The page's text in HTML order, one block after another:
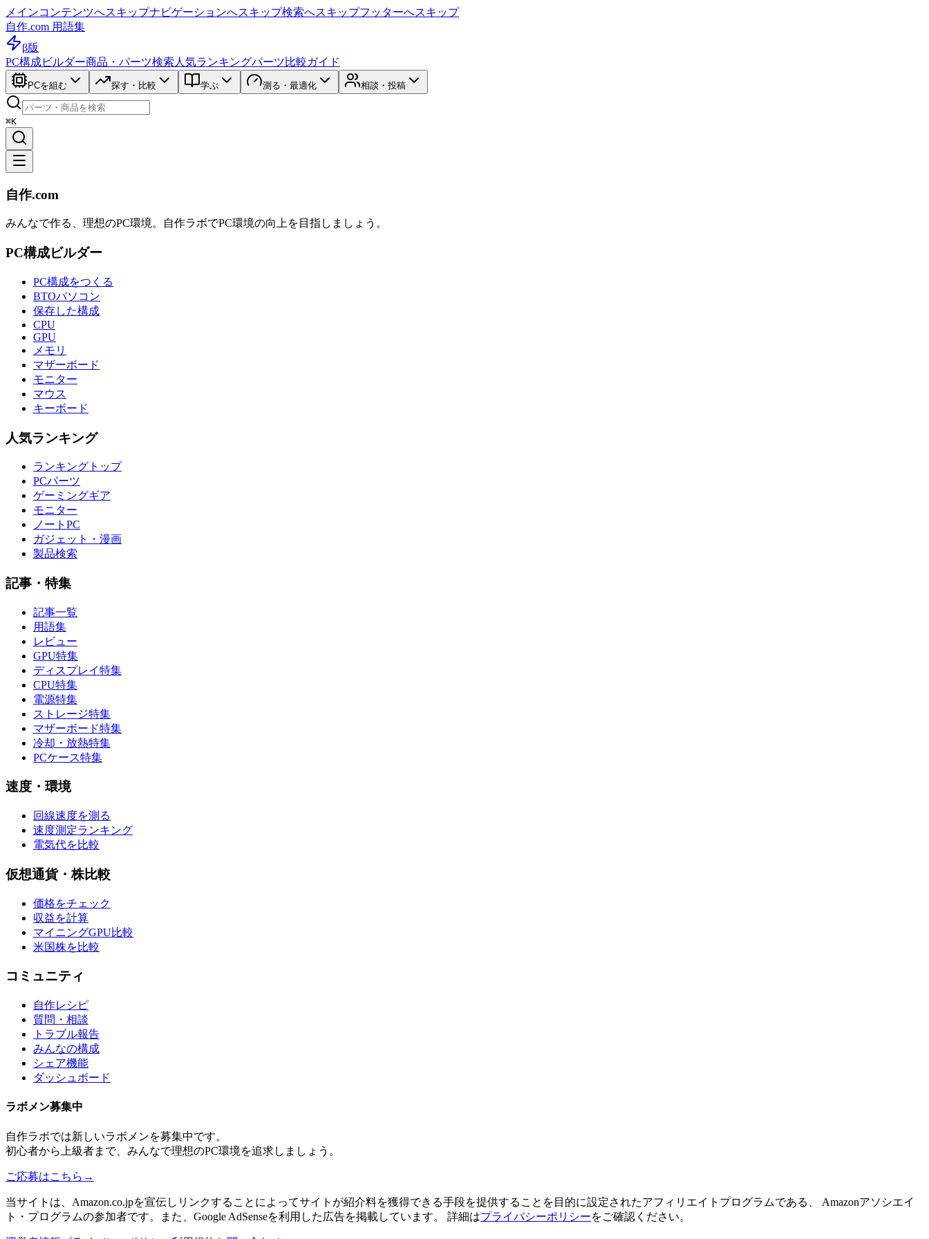
メインコンテンツへスキップナビゲーションへスキップ検索へスキップフッターへスキップ
自作.com 用語集
β版
PC構成ビルダー商品・パーツ検索 人気ランキングパーツ比較ガイド
PCを組む 探す・比較 学ぶ 測る・最適化 相談・投稿
⌘K
自作.com
みんなで作る、理想のPC環境。 自作ラボでPC環境の向上を目指しましょう。
PC構成ビルダー
PC構成をつくる
BTOパソコン
保存した構成
CPU
GPU
メモリ
マザーボード
モニター
マウス
キーボード
人気ランキング
ランキングトップ
PCパーツ
ゲーミングギア
モニター
ノートPC
ガジェット・漫画
製品検索
記事・特集
記事一覧
用語集
レビュー
GPU特集
ディスプレイ特集
CPU特集
電源特集
ストレージ特集
マザーボード特集
冷却・放熱特集
PCケース特集
速度・環境
回線速度を測る
速度測定ランキング
電気代を比較
仮想通貨・株比較
価格をチェック
収益を計算
マイニングGPU比較
米国株を比較
コミュニティ
自作レシピ
質問・相談
トラブル報告
みんなの構成
シェア機能
ダッシュボード
ラボメン募集中
自作ラボでは新しいラボメンを募集中です。
初心者から上級者まで、みんなで理想のPC環境を追求しましょう。
ご応募はこちら →
当サイトは、Amazon.co.jpを宣伝しリンクすることによってサイトが紹介料を獲得できる手段を提供することを目的に設定されたアフィリエイトプログラムである、 Amazonアソシエイ
ト・プログラムの参加者です。また、Google AdSenseを利用した広告を掲載しています。 詳細はプライバシーポリシーをご確認ください。